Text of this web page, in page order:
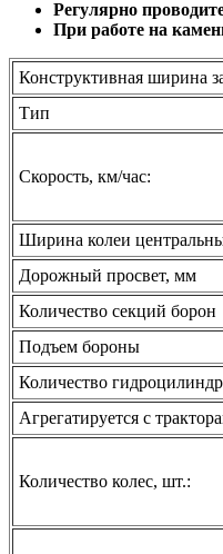
После завершения
Регулярно
Конструктивная ширина
Тип
Ширина колеи
Дорожный просвет, мм
Количество секций борон
Подъем бороны
Количество
Агрегатируется с